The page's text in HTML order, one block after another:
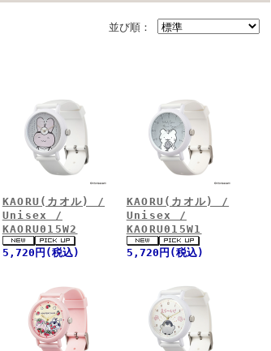
並び順：
KAORU(カオル) /
Unisex /
KAORU015W2
5,720円(税込)
KAORU(カオル) /
Unisex /
KAORU015W1
5,720円(税込)